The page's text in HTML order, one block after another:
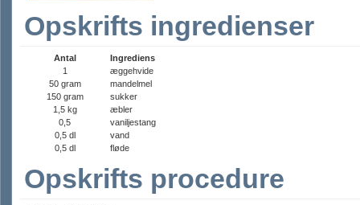
Opskrifts ingredienser
Antal
Ingrediens
1
æggehvide
50 gram
mandelmel
150 gram
sukker
1,5 kg
æbler
0,5
vaniljestang
0,5 dl
vand
0,5 dl
fløde
Opskrifts procedure